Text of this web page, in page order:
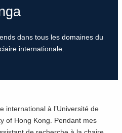
dans tous les domaines du
internationale.
international à l’Université de
of Hong Kong. Pendant mes